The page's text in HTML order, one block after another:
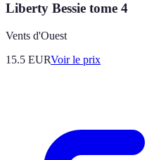
Liberty Bessie tome 4
Vents d'Ouest
15.5 EURVoir le prix